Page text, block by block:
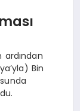
ardından
Bin